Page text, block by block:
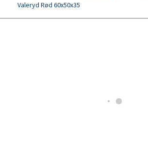
Valeryd Rød 60x50x35